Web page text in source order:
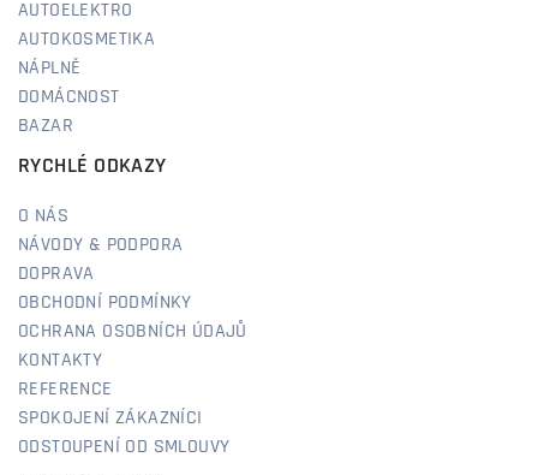
AUTOELEKTRO
AUTOKOSMETIKA
NÁPLNĚ
DOMÁCNOST
BAZAR
RYCHLÉ ODKAZY
O NÁS
NÁVODY & PODPORA
DOPRAVA
OBCHODNÍ PODMÍNKY
OCHRANA OSOBNÍCH ÚDAJŮ
KONTAKTY
REFERENCE
SPOKOJENÍ ZÁKAZNÍCI
ODSTOUPENÍ OD SMLOUVY